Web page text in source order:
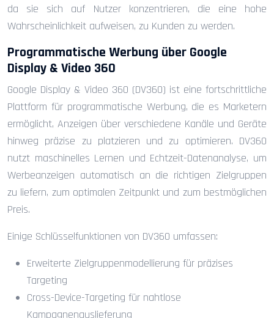
da sie sich auf Nutzer konzentrieren, die eine hohe
Wahrscheinlichkeit aufweisen, zu Kunden zu werden.
Programmatische Werbung über Google
Display & Video 360
Google Display & Video 360 (DV360) ist eine fortschrittliche
Plattform für programmatische Werbung, die es Marketern
ermöglicht, Anzeigen über verschiedene Kanäle und Geräte
hinweg präzise zu platzieren und zu optimieren. DV360
nutzt maschinelles Lernen und Echtzeit-Datenanalyse, um
Werbeanzeigen automatisch an die richtigen Zielgruppen
zu liefern, zum optimalen Zeitpunkt und zum bestmöglichen
Preis.
Einige Schlüsselfunktionen von DV360 umfassen:
Erweiterte Zielgruppenmodellierung für präzises
Targeting
Cross-Device-Targeting für nahtlose
Kampagnenauslieferung